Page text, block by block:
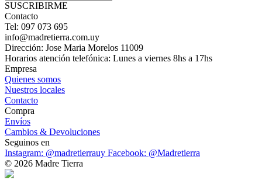
SUSCRIBIRME
Contacto
Tel: 097 073 695
info@madretierra.com.uy
Dirección: Jose Maria Morelos 11009
Horarios atención telefónica: Lunes a viernes 8hs a 17hs
Empresa
Quienes somos
Nuestros locales
Contacto
Compra
Envíos
Cambios & Devoluciones
Seguinos en
Instagram: @madretierrauy Facebook: @Madretierra
© 2026 Madre Tierra